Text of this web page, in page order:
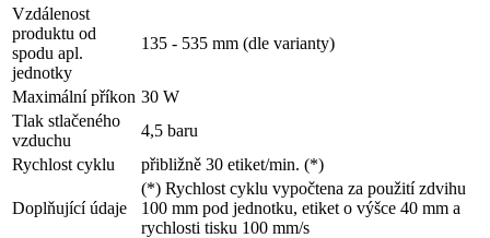
Vzdálenost
produktu od
spodu apl.
jednotky
135 - 535 mm (dle varianty)
Maximální příkon 30 W
Tlak stlačeného
vzduchu
4,5 baru
Rychlost cyklu
přibližně 30 etiket/min. (*)
Doplňující údaje
(*) Rychlost cyklu vypočtena za použití zdvihu
100 mm pod jednotku, etiket o výšce 40 mm a
rychlosti tisku 100 mm/s